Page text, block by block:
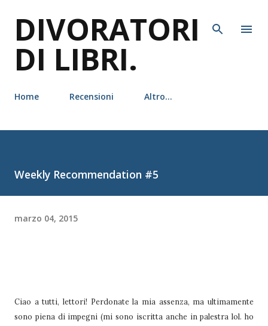
DIVORATORI
DI LIBRI.
Home Recensioni Altro…
Weekly Recommendation #5
marzo 04, 2015
Ciao a tutti, lettori! Perdonate la mia assenza, ma ultimamente
sono piena di impegni (mi sono iscritta anche in palestra lol. ho